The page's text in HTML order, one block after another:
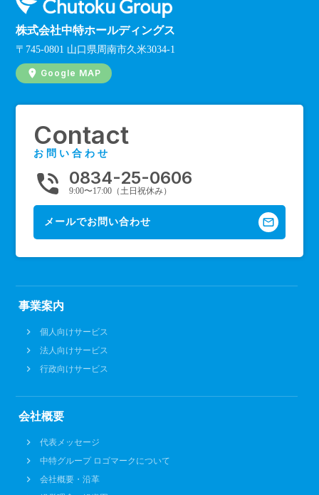
株式会社中特ホールディングス
〒745-0801 山口県周南市久米3034-1
Google MAP
Contact
お問い合わせ
phone_in_talk 0834-25-0606
9:00〜17:00（土日祝休み）
メールでお問い合わせ mail_outline
事業案内
個人向けサービス
法人向けサービス
行政向けサービス
会社概要
代表メッセージ
中特グループ ロゴマークについて
会社概要・沿革